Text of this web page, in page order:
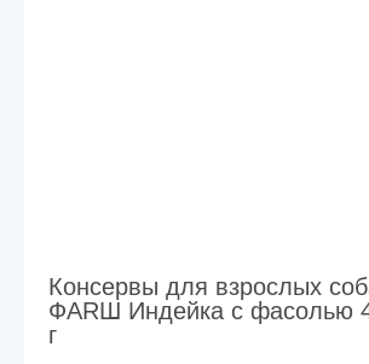
Консервы для взрослых
ФАRШ Индейка с фасолью
г